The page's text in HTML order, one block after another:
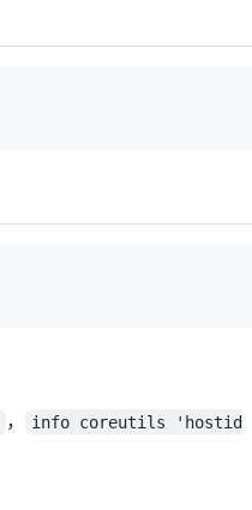
，
info coreutils 'hostid